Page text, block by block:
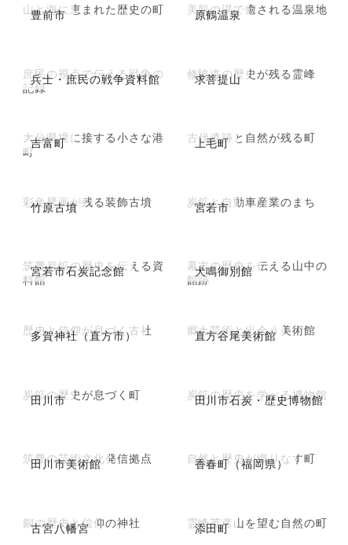
豊前市
山と海に恵まれた歴史の町 原鶴温泉
美肌の湯で癒される温泉地
兵士・庶民の戦争資料館
庶民の視点で伝える戦争の
記録
求菩提山
修験道の歴史が残る霊峰
吉富町
大分県境に接する小さな港
町
上毛町
古代遺跡と自然が残る町
竹原古墳
彩色壁画が残る装飾古墳 宮若市
炭鉱と自動車産業のまち
宮若市石炭記念館
筑豊炭鉱の歴史を伝える資
料館
犬鳴御別館
幕末の歴史を伝える山中の
館跡
多賀神社（直方市）
歴史と信仰が息づく古社 直方谷尾美術館
郷土芸術と出会う美術館
田川市
炭鉱の歴史が息づく町 田川市石炭・歴史博物館
炭鉱の歴史を学べる博物館
田川市美術館
筑豊の芸術文化発信拠点 香春町（福岡県）
自然と歴史が織りなす町
古宮八幡宮
銅の歴史と信仰の神社 添田町
霊峰英彦山を望む自然の町